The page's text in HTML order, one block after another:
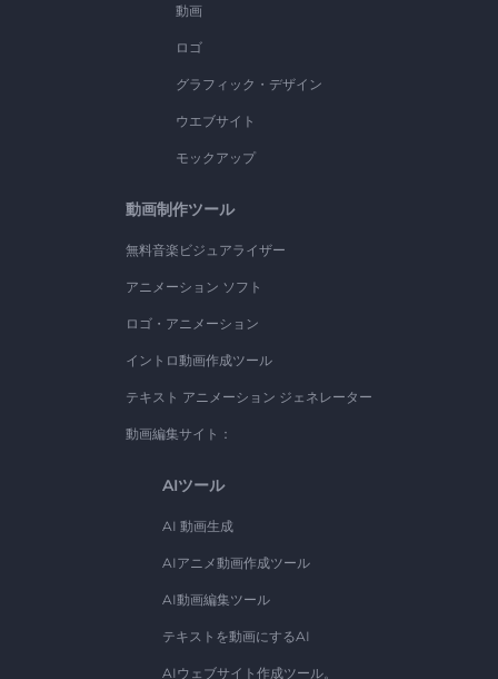
動画
ロゴ
グラフィック・デザイン
ウエブサイト
モックアップ
動画制作ツール
無料音楽ビジュアライザー
アニメーション ソフト
ロゴ・アニメーション
イントロ動画作成ツール
テキスト アニメーション ジェネレーター
動画編集サイト：
AIツール
AI 動画生成
AIアニメ動画作成ツール
AI動画編集ツール
テキストを動画にするAI
AIウェブサイト作成ツール。